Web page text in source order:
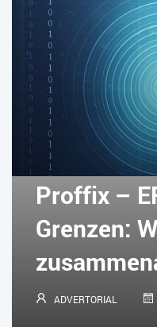
ERP FALLSTUDIEN
HANDEL HR
IT AUS- UND
IT-JOBS IT-SERVICE
KÜNSTLICHE INTELLIGENZ
Proffix –
Grenzen:
ADVERTORIAL